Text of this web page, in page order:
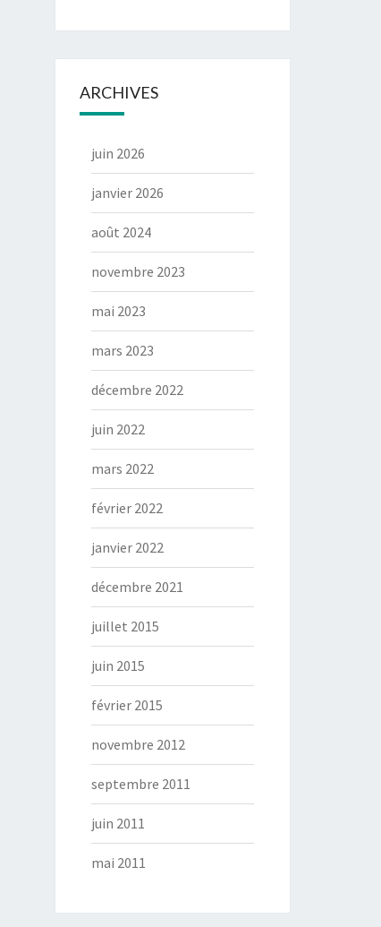
ARCHIVES
juin 2026
janvier 2026
août 2024
novembre 2023
mai 2023
mars 2023
décembre 2022
juin 2022
mars 2022
février 2022
janvier 2022
décembre 2021
juillet 2015
juin 2015
février 2015
novembre 2012
septembre 2011
juin 2011
mai 2011